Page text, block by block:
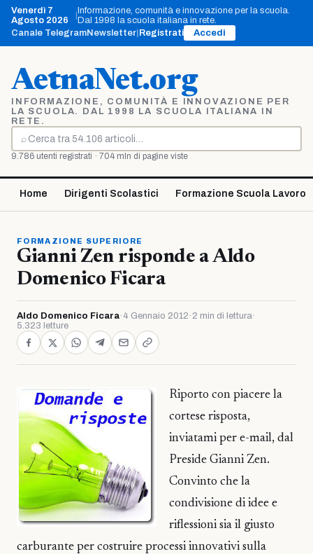
Vai
contenuto
Venerdì 7
Agosto 2026
Informazione, comunità e innovazione per la scuola.
Dal 1998 la scuola italiana in rete.
Canale TelegramNewsletter Registrati Accedi
AetnaNet.org
INFORMAZIONE, COMUNITÀ E INNOVAZIONE PER
LA SCUOLA. DAL 1998 LA SCUOLA ITALIANA IN
RETE.
⌕
Cerca
9.786 utenti registrati · 704 mln di pagine viste
Home Dirigenti Scolastici Formazione Scuola Lavoro
FORMAZIONE SUPERIORE
Gianni Zen risponde a Aldo
Domenico Ficara
Aldo Domenico Ficara· 4 Gennaio 2012 · 2 min di lettura·
5.323 letture
Riporto con piacere la
cortese risposta,
inviatami per e-mail, dal
Preside Gianni Zen.
Convinto che la
condivisione di idee e
riflessioni sia il giusto
carburante per costruire processi innovativi sulla